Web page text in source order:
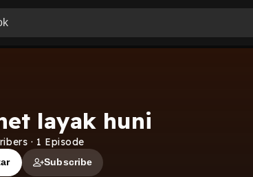
layak huni
· 1 Episode
Subscribe